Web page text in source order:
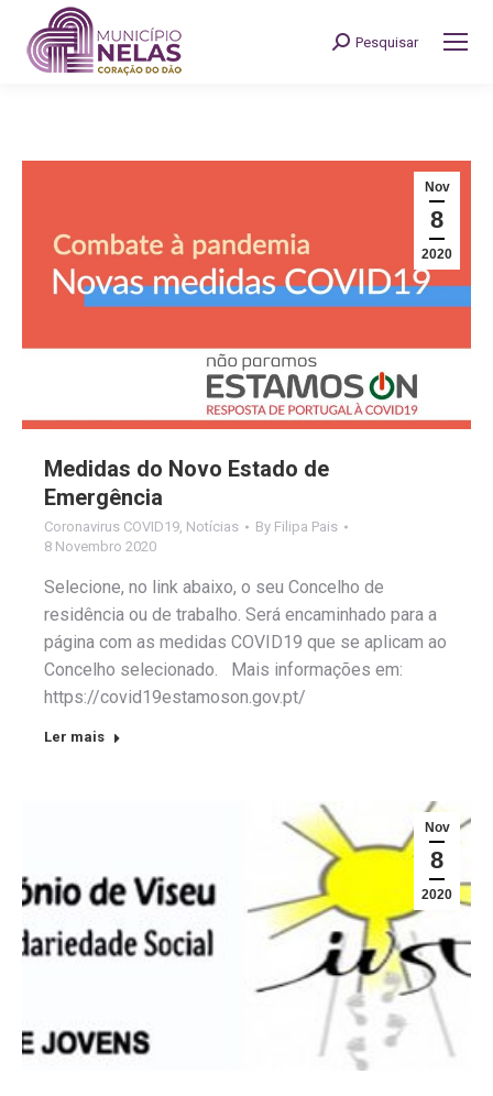
Search:
Pesquisar
Nov
8
2020
Medidas do Novo Estado de
Emergência
Coronavirus COVID19, Notícias By Filipa Pais
8 Novembro 2020
Selecione, no link abaixo, o seu Concelho de
residência ou de trabalho. Será encaminhado para a
página com as medidas COVID19 que se aplicam ao
Concelho selecionado. Mais informações em:
https://covid19estamoson.gov.pt/
Ler mais
Nov
8
2020